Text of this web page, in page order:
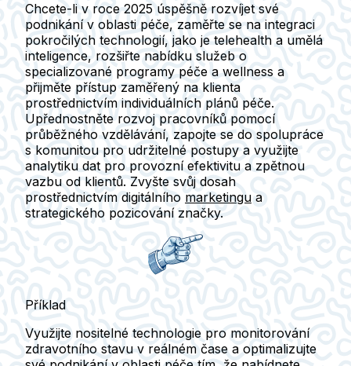
Chcete-li v roce 2025 úspěšně rozvíjet své
podnikání v oblasti péče, zaměřte se na integraci
pokročilých technologií, jako je telehealth a umělá
inteligence, rozšiřte nabídku služeb o
specializované programy péče a wellness a
přijměte přístup zaměřený na klienta
prostřednictvím individuálních plánů péče.
Upřednostněte rozvoj pracovníků pomocí
průběžného vzdělávání, zapojte se do spolupráce
s komunitou pro udržitelné postupy a využijte
analytiku datpro provozní efektivitu a zpětnou
vazbu od klientů. Zvyšte svůj dosah
prostřednictvím digitálního marketingu a
strategického pozicování značky.
Příklad
Využijte nositelné technologie pro monitorování
zdravotního stavu v reálném čase a optimalizujte